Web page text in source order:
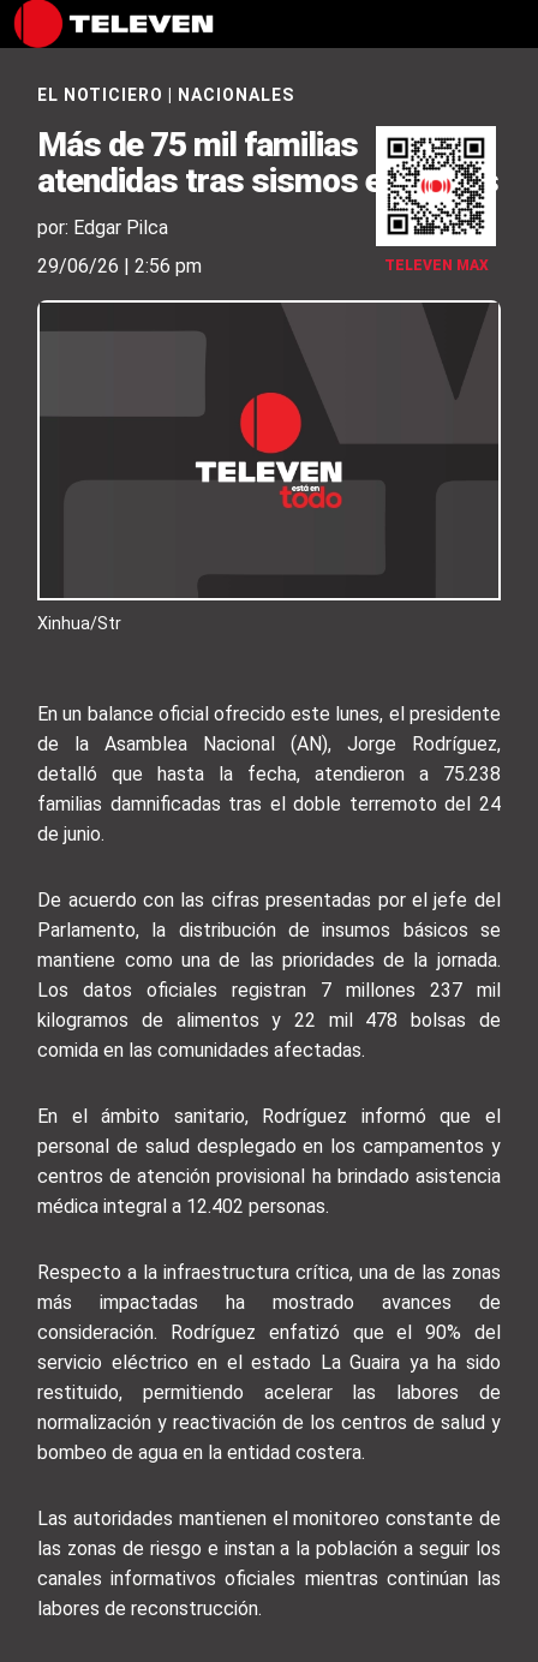
TELEVEN MAX
EL NOTICIERO NACIONALES
Más de 75 mil familias
atendidas tras sismos en el país
por: Edgar Pilca
29/06/26 | 2:56 pm
Xinhua/Str
En un balance oficial ofrecido este lunes, el presidente
de la Asamblea Nacional (AN), Jorge Rodríguez,
detalló que hasta la fecha, atendieron a 75.238
familias damnificadas tras el doble terremoto del 24
de junio.
De acuerdo con las cifras presentadas por el jefe del
Parlamento, la distribución de insumos básicos se
mantiene como una de las prioridades de la jornada.
Los datos oficiales registran 7 millones 237 mil
kilogramos de alimentos y 22 mil 478 bolsas de
comida en las comunidades afectadas.
En el ámbito sanitario, Rodríguez informó que el
personal de salud desplegado en los campamentos y
centros de atención provisional ha brindado asistencia
médica integral a 12.402 personas.
Respecto a la infraestructura crítica, una de las zonas
más impactadas ha mostrado avances de
consideración. Rodríguez enfatizó que el 90% del
servicio eléctrico en el estado La Guaira ya ha sido
restituido, permitiendo acelerar las labores de
normalización y reactivación de los centros de salud y
bombeo de agua en la entidad costera.
Las autoridades mantienen el monitoreo constante de
las zonas de riesgo e instan a la población a seguir los
canales informativos oficiales mientras continúan las
labores de reconstrucción.